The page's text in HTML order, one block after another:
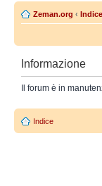
Zeman.org ‹ Indice
Informazione
Il forum è in
Indice